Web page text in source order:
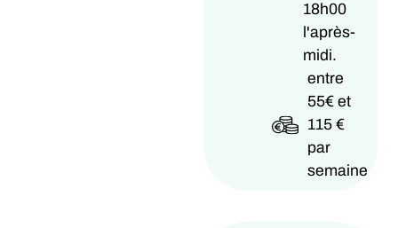
18h00
l'après-
midi.
entre
55€ et
115 €
par
semaine